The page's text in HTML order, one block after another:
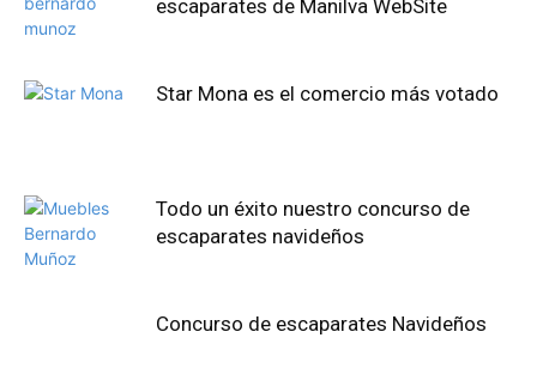
escaparates de Manilva WebSite
Star Mona es el comercio más votado
Todo un éxito nuestro concurso de
escaparates navideños
Concurso de escaparates Navideños